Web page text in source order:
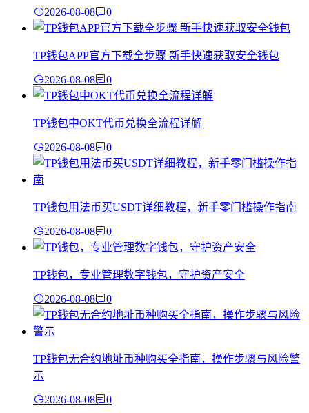
2026-08-08 0
TP钱包APP官方下载全步骤 新手快速获取安全钱包
2026-08-08 0
TP钱包中OKT代币兑换全流程详解
2026-08-08 0
TP钱包用法币买USDT详细教程，新手零门槛操作指南
2026-08-08 0
TP钱包，专业管理数字钱包，守护资产安全
2026-08-08 0
TP钱包无合约地址币种购买全指南，操作步骤与风险警
示
2026-08-08 0